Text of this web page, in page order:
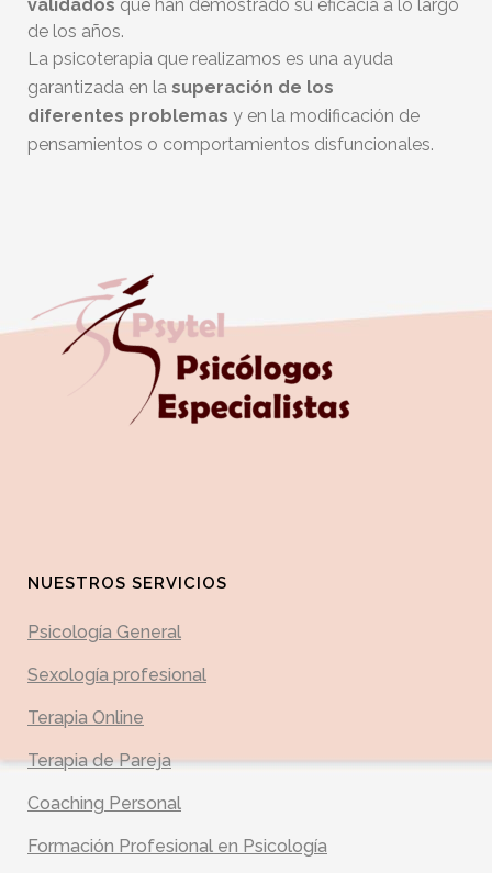
validados que han demostrado su eficacia a lo largo
de los años.
La psicoterapia que realizamos es una ayuda
garantizada en la superación de los
diferentes problemas y en la modificación de
pensamientos o comportamientos disfuncionales.
NUESTROS SERVICIOS
Psicología General
Sexología profesional
Terapia Online
Terapia de Pareja
Coaching Personal
Formación Profesional en Psicología